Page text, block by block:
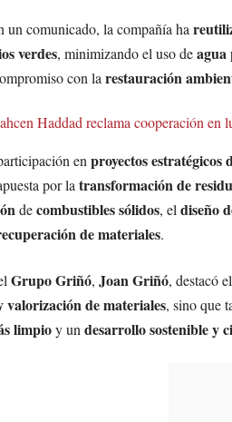
un comunicado, la compañía ha
verdes, minimizando el uso deagua
con larestauración
Haddad reclama cooperación en
enproyectos estratégicos
por latransformación de
decombustibles sólidos, eldiseño
de materiales.
Grupo Griñó, Joan Griñó, destacó el
valorización de materiales, sino que
limpioy undesarrollo sostenible y